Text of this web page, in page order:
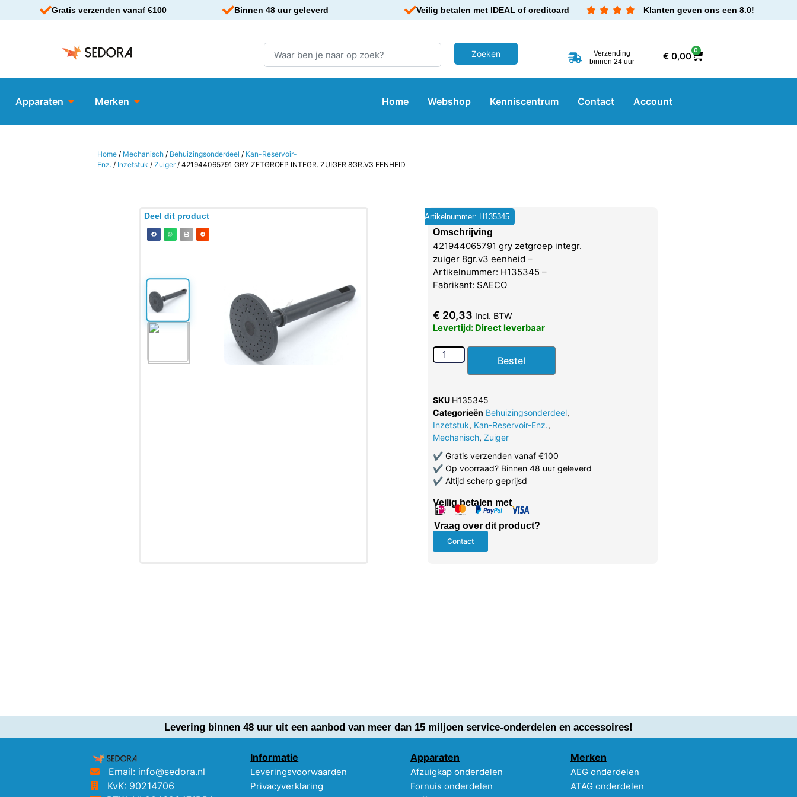
Gratis verzenden vanaf €100 Binnen 48 uur geleverd Veilig betalen met IDEAL of creditcard Klanten geven ons een 8.0!
Verzending
binnen 24 uur
€0,00
0
Apparaten Merken Home Webshop Kenniscentrum Contact Account
Home / Mechanisch / Behuizingsonderdeel / Kan-Reservoir-
Enz. / Inzetstuk /Zuiger/ 421944065791 GRY ZETGROEP INTEGR. ZUIGER 8GR.V3 EENHEID
Deel dit product Artikelnummer: H135345
Omschrijving
421944065791 gry zetgroep integr.
zuiger 8gr.v3 eenheid –
Artikelnummer: H135345 –
Fabrikant: SAECO
€ 20,33 Incl. BTW
Levertijd: Direct leverbaar
Bestel
SKU H135345
Categorieën Behuizingsonderdeel,
Inzetstuk, Kan-Reservoir-Enz.,
Mechanisch, Zuiger
✔Gratis verzenden vanaf €100
✔Op voorraad? Binnen 48 uur geleverd
✔Altijd scherp geprijsd
Veilig betalen met
Vraag over dit product?
Contact
Levering binnen 48 uur uit een aanbod van meer dan 15 miljoen service-onderdelen en accessoires!
Email: info@sedora.nl
KvK: 90214706
Informatie
Leveringsvoorwaarden
Privacyverklaring
Apparaten
Afzuigkap onderdelen
Fornuis onderdelen
Merken
AEG onderdelen
ATAG onderdelen